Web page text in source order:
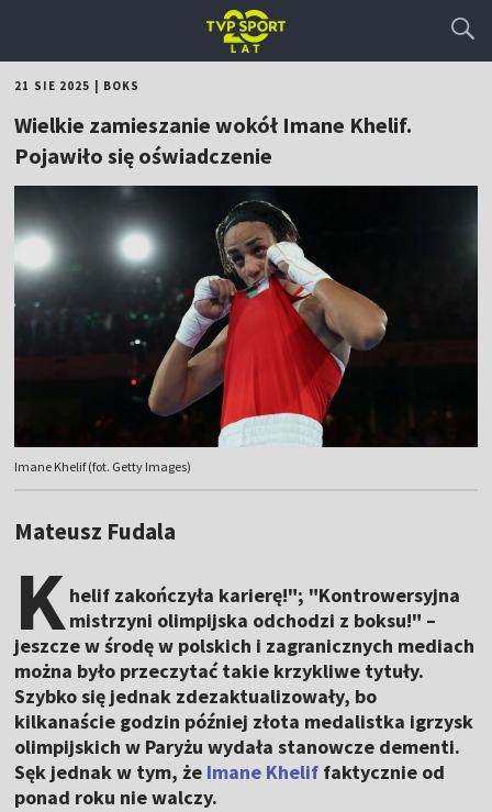
21 SIE 2025 BOKS
Wielkie zamieszanie wokół Imane Khelif.
Pojawiło się oświadczenie
Imane Khelif (fot. Getty Images)
Mateusz Fudala
Khelif zakończyła karierę!"; "Kontrowersyjna
mistrzyni olimpijska odchodzi z boksu!" –
jeszcze w środę w polskich i zagranicznych mediach
można było przeczytać takie krzykliwe tytuły.
Szybko się jednak zdezaktualizowały, bo
kilkanaście godzin później złota medalistka igrzysk
olimpijskich w Paryżu wydała stanowcze dementi.
Sęk jednak w tym, że Imane Khelif faktycznie od
ponad roku nie walczy.